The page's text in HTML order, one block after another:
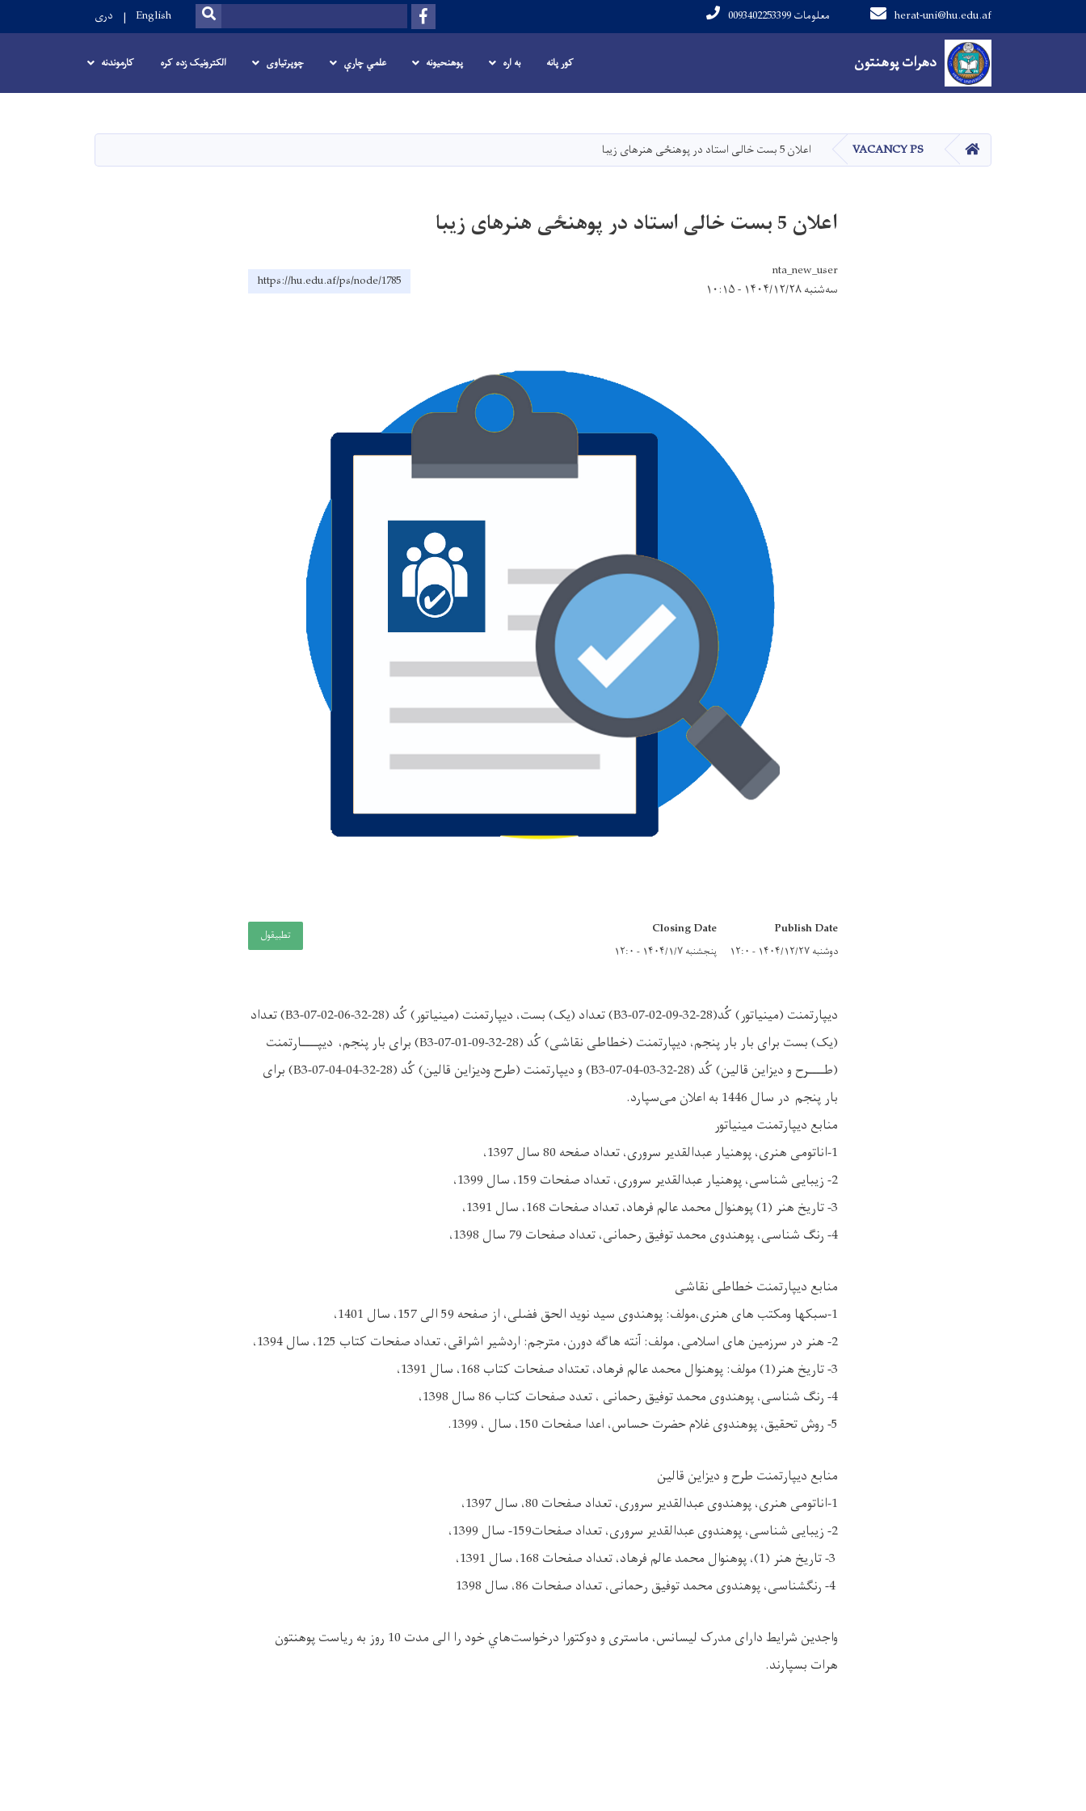
دهرات پوهنتون
herat-uni@hu.edu.af معلومات 0093402253399 Facebook
SEARCH
English دری
Main navigation
دهرات پوهنتون کور پانه به اره پوهنحیونه علمي چارې چوپرتیاوی الکترونیک زده کره کارموندنه
کور VACANCY PS اعلان 5 بست خالی استاد در پوهنځی هنرهای زیبا
اعلان 5 بست خالی استاد در پوهنځی هنرهای زیبا
nta_new_user
سه‌شنبه ۱۴۰۴/۱۲/۲۸ - ۱۰:۱۵
https://hu.edu.af/ps/node/1785
Publish Date
دوشنبه ۱۴۰۴/۱۲/۲۷ - ۱۲:۰
Closing Date
پنجشنبه ۱۴۰۴/۱/۷ - ۱۲:۰
تطبيقول
دیپارتمنت (مینیاتور) کُد(28-32-B3-07-02-09) تعداد (یک) بست، دیپارتمنت (مینیاتور) کُد (28-32-B3-07-02-06) تعداد
(یک) بست برای بار بار پنجم، دیپارتمنت (خطاطی نقاشی) کُد (28-32-B3-07-01-09) برای بار پنجم، دیپــــارتمنت
(طــــرح و دیزاین قالین) کُد (28-32-B3-07-04-03) و دیپارتمنت (طرح ودیزاین قالین) کُد (28-32-B3-07-04-04) برای
بار پنجم در سال 1446 به اعلان می‌سپارد.
منابع دیپارتمنت مینیاتور
1-اناتومی هنری، پوهنیار عبدالقدیر سروری، تعداد صفحه 80 سال 1397،
2- زیبایی شناسی، پوهنیار عبدالقدیر سروری، تعداد صفحات 159، سال 1399،
3- تاریخ هنر (1) پوهنوال محمد عالم فرهاد، تعداد صفحات 168، سال 1391،
4- رنگ شناسی، پوهندوی محمد توفیق رحمانی، تعداد صفحات 79 سال 1398،
منابع دیپارتمنت خطاطی نقاشی
1-سبکها ومکتب های هنری،مولف: پوهندوی سید نوید الحق فضلی، از صفحه 59 الی 157، سال 1401،
2- هنر در سرزمین های اسلامی، مولف: آنته هاگه دورن، مترجم: اردشیر اشراقی، تعداد صفحات کتاب 125، سال 1394،
3- تاریخ هنر(1) مولف: پوهنوال محمد عالم فرهاد، تعتداد صفحات کتاب 168، سال 1391،
4- رنگ شناسی، پوهندوی محمد توفیق رحمانی ، تعدد صفحات کتاب 86 سال 1398،
5- روش تحقیق، پوهندوی غلام حضرت حساس، اعدا صفحات 150، سال ، 1399.
منابع دیپارتمنت طرح و دیزاین قالین
1-اناتومی هنری، پوهندوی عبدالقدیر سروری، تعداد صفحات 80، سال 1397،
2- زیبایی شناسی، پوهندوی عبدالقدیر سروری، تعداد صفحات159- سال 1399،
واجدين شرايط دارای مدرک لیسانس، ماستری و دوکتورا درخواست‌هاي خود را الی مدت 10 روز به رياست پوهنتون
هرات بسپارند.